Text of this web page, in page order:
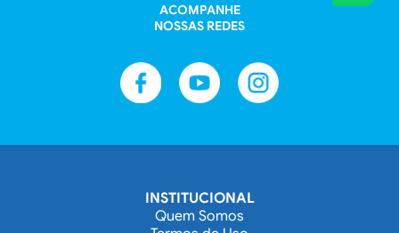
ACOMPANHE
NOSSAS REDES
INSTITUCIONAL
Quem Somos